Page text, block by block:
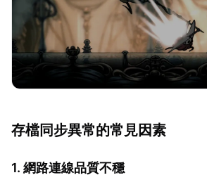
存檔同步異常的常見因素
1. 網路連線品質不穩